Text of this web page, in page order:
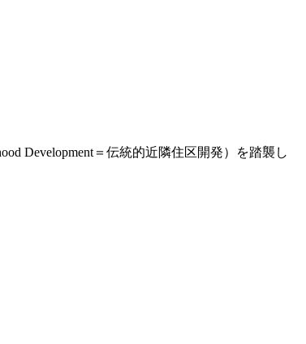
Development＝伝統的近隣住区開発）を踏襲し